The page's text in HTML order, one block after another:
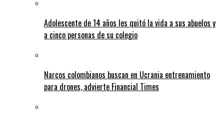
Adolescente de 14 años les quitó la vida a sus abuelos y
a cinco personas de su colegio
Narcos colombianos buscan en Ucrania entrenamiento
para drones, advierte Financial Times